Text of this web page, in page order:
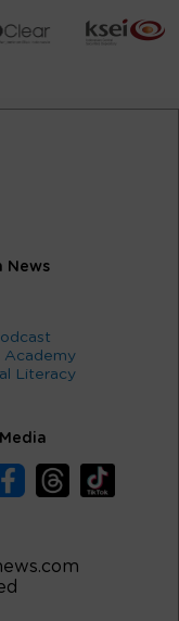
News
Academy
Literacy